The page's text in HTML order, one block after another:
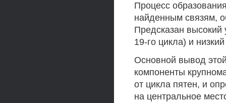
Процесс
найденным связям,
Предсказан высокий
19-го цикла) и
Основной вывод
компоненты
от цикла пятен, и
на центральное